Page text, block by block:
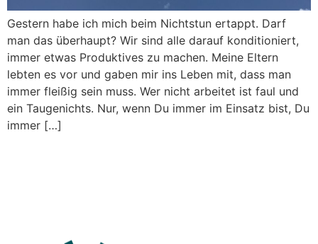
Gestern habe ich mich beim Nichtstun ertappt. Darf
man das überhaupt? Wir sind alle darauf konditioniert,
immer etwas Produktives zu machen. Meine Eltern
lebten es vor und gaben mir ins Leben mit, dass man
immer fleißig sein muss. Wer nicht arbeitet ist faul und
ein Taugenichts. Nur, wenn Du immer im Einsatz bist, Du
immer […]